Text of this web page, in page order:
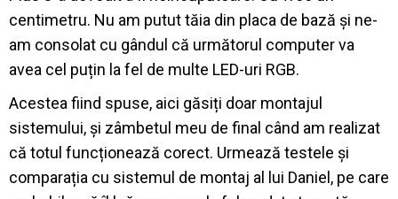
centimetru. Nu am putut tăia din placa de bază și ne-
am consolat cu gândul că următorul computer va
avea cel puțin la fel de multe LED-uri RGB.
Acestea fiind spuse, aici găsiți doar montajul
sistemului, și zâmbetul meu de final când am realizat
că totul funcționează corect. Urmează testele și
comparația cu sistemul de montaj al lui Daniel, pe care